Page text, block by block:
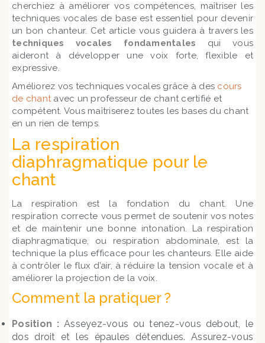
cherchiez à améliorer vos compétences, maîtriser les
techniques vocales de base est essentiel pour devenir
un bon chanteur. Cet article vous guidera à travers les
techniques vocales fondamentales qui vous
aideront à développer une voix forte, flexible et
expressive.
Améliorez vos techniques vocales grâce à des cours
de chant avec un professeur de chant certifié et
compétent. Vous maîtriserez toutes les bases du chant
en un rien de temps.
La respiration
diaphragmatique pour le
chant
La respiration est la fondation du chant. Une
respiration correcte vous permet de soutenir vos notes
et de maintenir une bonne intonation. La respiration
diaphragmatique, ou respiration abdominale, est la
technique la plus efficace pour les chanteurs. Elle aide
à contrôler le flux d’air, à réduire la tension vocale et à
améliorer la projection de la voix.
Comment la pratiquer ?
Position : Asseyez-vous ou tenez-vous debout, le
dos droit et les épaules détendues. Assurez-vous